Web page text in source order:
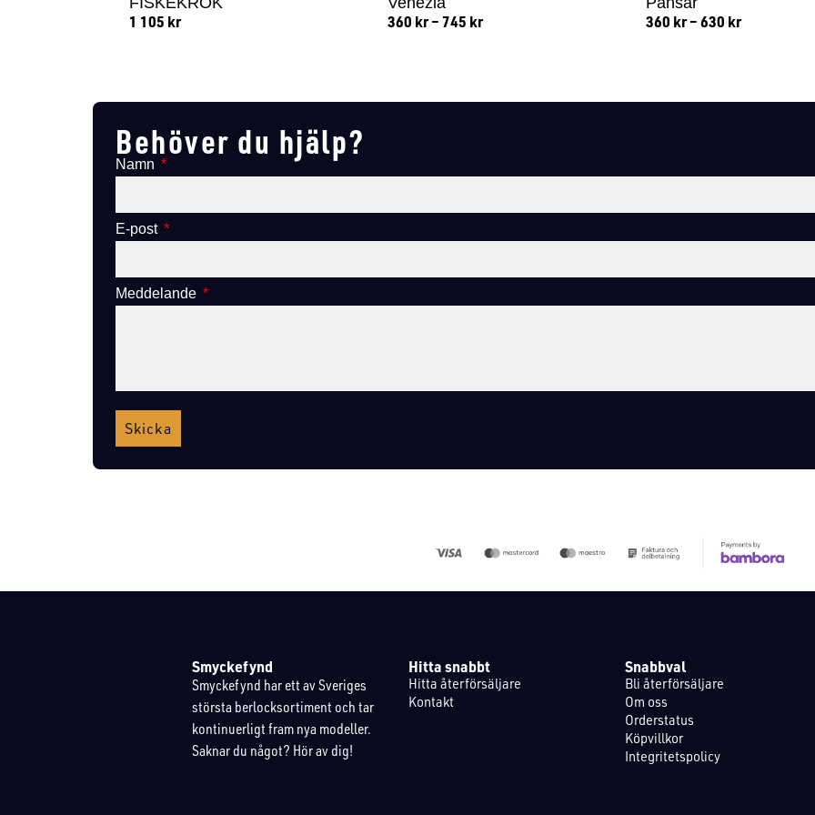
1 105 kr 360 kr –745 kr 360 kr –630 kr
Behöver du hjälp?
Namn
E-post
Meddelande
Skicka
Smyckefynd
Smyckefynd har ett av Sveriges
största berlocksortiment och tar
kontinuerligt fram nya modeller.
Saknar du något? Hör av dig!
Hitta snabbt
Hitta återförsäljare
Kontakt
Snabbval
Bli återförsäljare
Om oss
Orderstatus
Köpvillkor
Integritetspolicy